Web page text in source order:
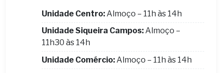
Unidade Centro: Almoço – 11h às 14h
Unidade Siqueira Campos:Almoço –
11h30 às 14h
Unidade Comércio:Almoço – 11h às 14h